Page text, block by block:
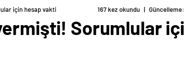
için hesap vakti 167 kez okundu |
Sorumlular